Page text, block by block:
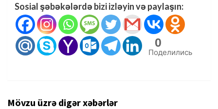
Sosial şəbəkələrdə bizi izləyin və paylaşın:
0
Поделились
Mövzu üzrə digər xəbərlər